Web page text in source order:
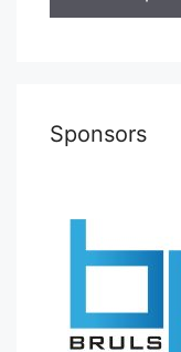
Sponsors